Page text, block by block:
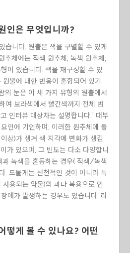
인은 무엇입니까?
습니다. 원뿔은 색을 구별할 수 있게
추체에는 적색 원추체, 녹색 원추체,
이 있습니다. 색을 재구성할 수 있
뿔에 대한 반응이 혼합되어 있기
의 눈은 이 세 가지 유형의 원뿔에서
여 보라색에서 빨간색까지 전체 범
인터뷰 대상자는 설명합니다.” 대부
인에 기인하며, 이러한 원추체에 돌
상)가 생겨 색 지각에 변화가 생깁
가 있으며, 그 빈도는 다소 다양합니
과 녹색을 혼동하는 경우( 적색/녹색
. 드물게는 선천적인 것이 아니라 특
용되는 약물)의 과다 복용으로 인
애가 발생하는 경우도 있습니다.”라
떻게 볼 수 있나요? 어떤